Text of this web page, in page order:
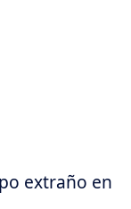
extraño en